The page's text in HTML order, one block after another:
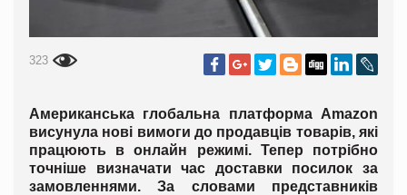
323
Американська глобальна платформа Amazon
висунула нові вимоги до продавців товарів, які
працюють в онлайн режимі. Тепер потрібно
точніше визначати час доставки посилок за
замовленнями. За словами представників